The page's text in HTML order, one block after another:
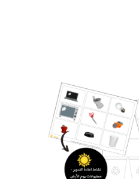
للقرآن سيجعله
بحفظه، ويحرص على